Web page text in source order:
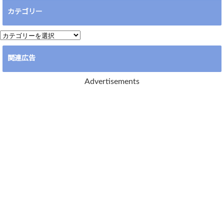
カテゴリー
カ
テ
リ
関連広告
Advertisements